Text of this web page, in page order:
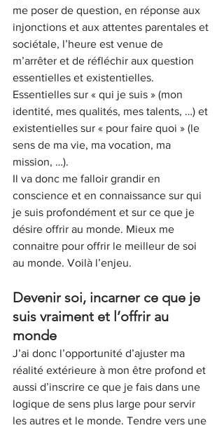
me poser de question, en réponse aux
injonctions et aux attentes parentales et
sociétale, l’heure est venue de
m’arrêter et de réfléchir aux question
essentielles et existentielles.
Essentielles sur « qui je suis » (mon
identité, mes qualités, mes talents, …) et
existentielles sur « pour faire quoi » (le
sens de ma vie, ma vocation, ma
mission, …).
Il va donc me falloir grandir en
conscience et en connaissance sur qui
je suis profondément et sur ce que je
désire offrir au monde. Mieux me
connaitre pour offrir le meilleur de soi
au monde. Voilà l’enjeu.
Devenir soi, incarner ce que je
suis vraiment et l’offrir au
monde
J’ai donc l’opportunité d’ajuster ma
réalité extérieure à mon être profond et
aussi d’inscrire ce que je fais dans une
logique de sens plus large pour servir
les autres et le monde. Tendre vers une